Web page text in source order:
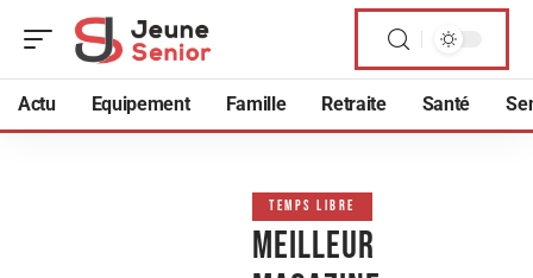
Actu Equipement Famille Retraite Santé
TEMPS LIBRE
Meilleur